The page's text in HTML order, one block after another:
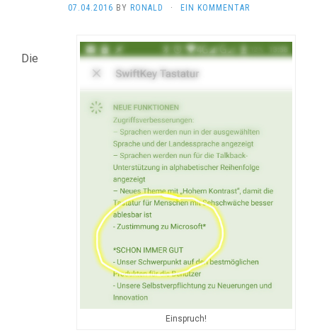
07.04.2016 BY RONALD · EIN KOMMENTAR
Einspruch!
Die